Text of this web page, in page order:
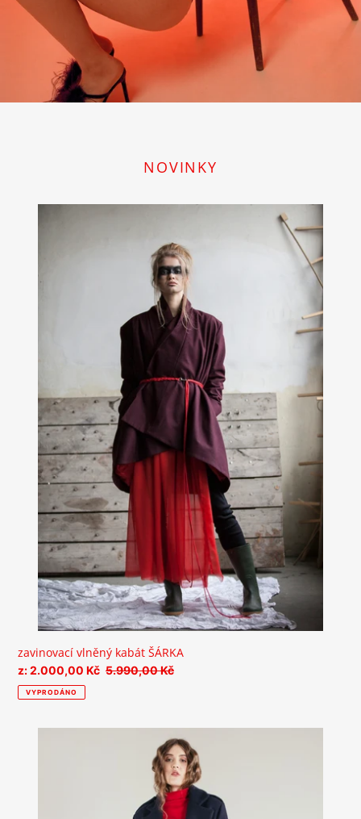
NOVINKY
zavinovací vlněný kabát ŠÁRKA
Prodejní
cena
z: 2.000,00 Kč Běžná
5.990,00 Kč
VYPRODÁNO